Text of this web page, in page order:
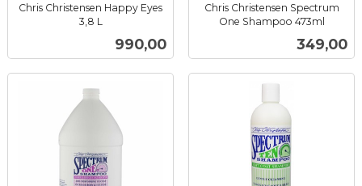
Chris Christensen Happy Eyes
3,8 L
Pris
990,00
Chris Christensen Spectrum
One Shampoo 473ml
Pris
349,00